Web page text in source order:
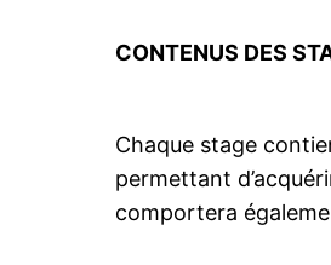
CONTENUS DES
Chaque stage
permettant
comportera